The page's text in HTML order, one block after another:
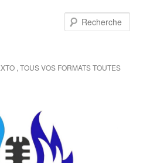
, TOUS VOS FORMATS TOUTES